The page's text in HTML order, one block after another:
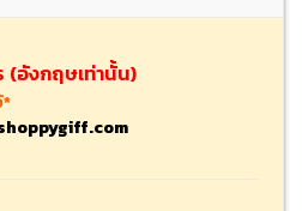
(อังกฤษเท่านั้น)
*